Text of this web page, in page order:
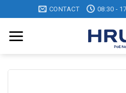
to
content
CONTACT 08:30 -